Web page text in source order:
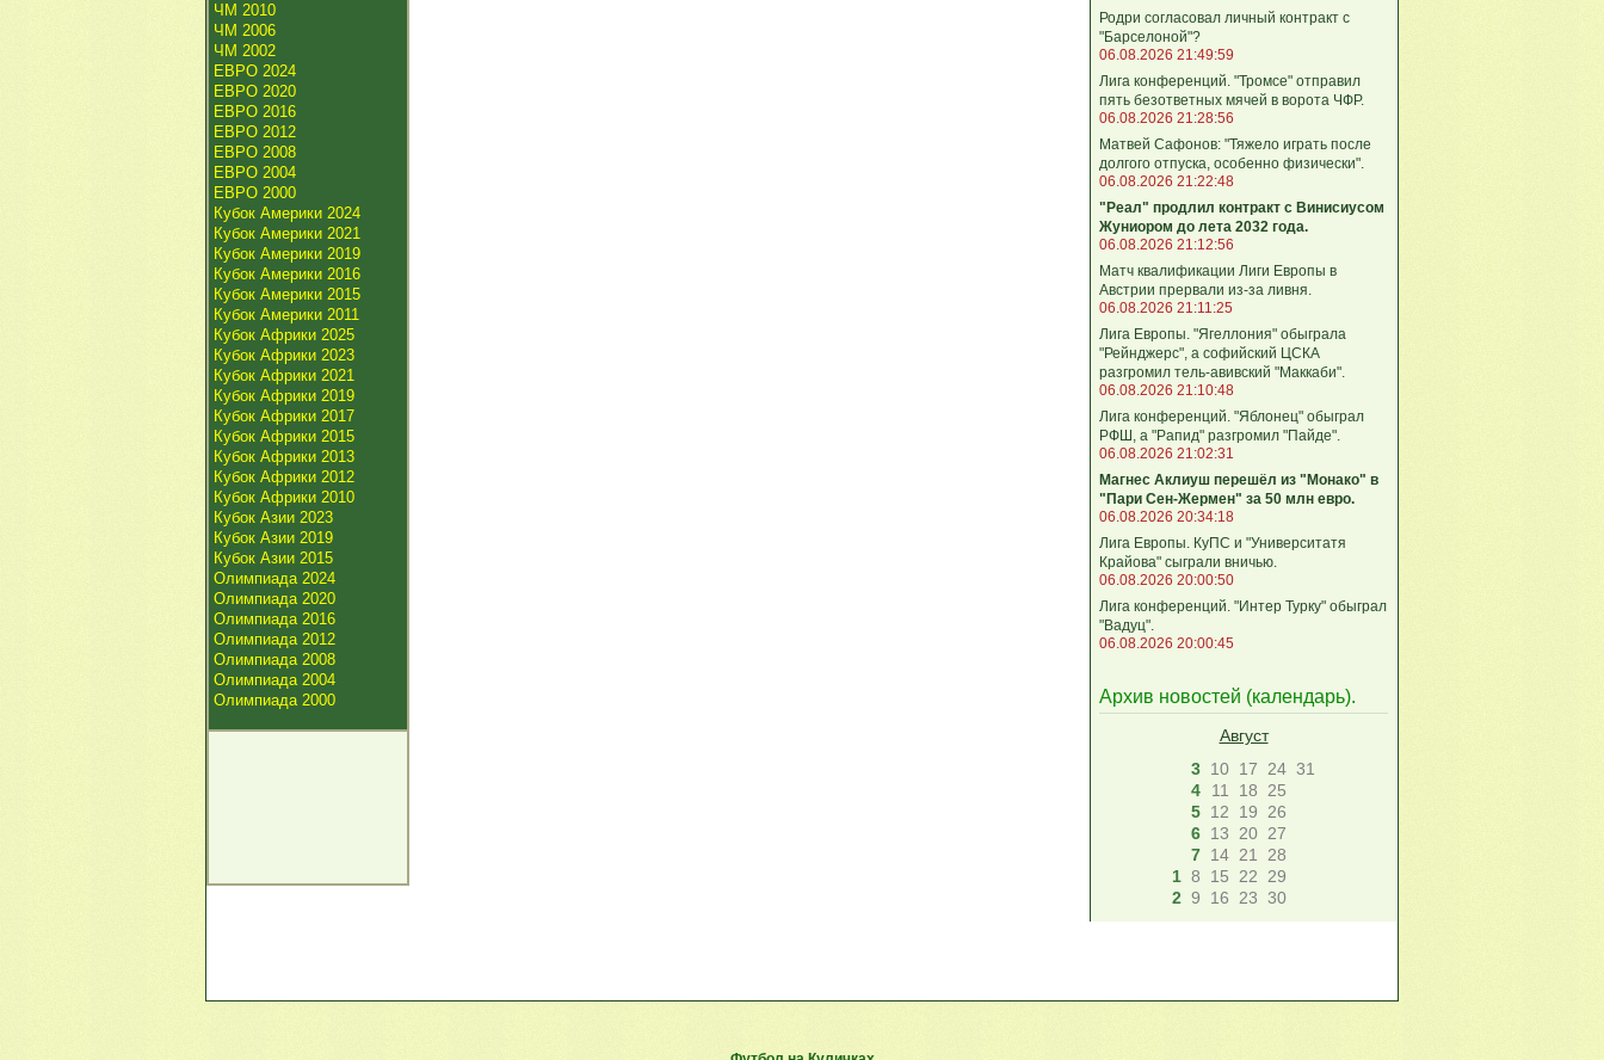
ЧМ 2010
ЧМ 2006
ЧМ 2002
ЕВРО 2024
ЕВРО 2020
ЕВРО 2016
ЕВРО 2012
ЕВРО 2008
ЕВРО 2004
ЕВРО 2000
Кубок Америки 2024
Кубок Америки 2021
Кубок Америки 2019
Кубок Америки 2016
Кубок Америки 2015
Кубок Америки 2011
Кубок Африки 2025
Кубок Африки 2023
Кубок Африки 2021
Кубок Африки 2019
Кубок Африки 2017
Кубок Африки 2015
Кубок Африки 2013
Кубок Африки 2012
Кубок Африки 2010
Кубок Азии 2023
Кубок Азии 2019
Кубок Азии 2015
Олимпиада 2024
Олимпиада 2020
Олимпиада 2016
Олимпиада 2012
Олимпиада 2008
Олимпиада 2004
Олимпиада 2000
Родри согласовал личный контракт с
"Барселоной"?
06.08.2026 21:49:59
Лига конференций. "Тромсе" отправил
пять безответных мячей в ворота ЧФР.
06.08.2026 21:28:56
Матвей Сафонов: "Тяжело играть после
долгого отпуска, особенно физически".
06.08.2026 21:22:48
"Реал" продлил контракт с Винисиусом
Жуниором до лета 2032 года.
06.08.2026 21:12:56
Матч квалификации Лиги Европы в
Австрии прервали из-за ливня.
06.08.2026 21:11:25
Лига Европы. "Ягеллония" обыграла
"Рейнджерс", а софийский ЦСКА
разгромил тель-авивский "Маккаби".
06.08.2026 21:10:48
Лига кoнференций. "Яблонец" обыграл
РФШ, а "Рапид" разгромил "Пайде".
06.08.2026 21:02:31
Магнес Аклиуш перешёл из "Монако" в
"Пари Сен-Жермен" за 50 млн евро.
06.08.2026 20:34:18
Лига Европы. КуПС и "Университатя
Крайова" сыграли вничью.
06.08.2026 20:00:50
Лига конференций. "Интер Турку" обыграл
"Вадуц".
06.08.2026 20:00:45
Архив новостей (календарь).
Август
3 10 17 24 31
4
11 18
25
5 12 19
26
6 13 20 27
7 14 21
28
1 8 15 22
29
2 9 16 23 30